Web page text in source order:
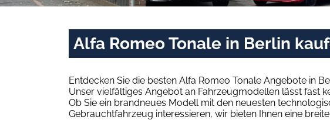
Alfa Romeo Tonale in Berlin
Entdecken Sie die besten Alfa Romeo Tonale Angebote in
Unser vielfältiges Angebot an Fahrzeugmodellen lässt fast
Ob Sie ein brandneues Modell mit den neuesten
Gebrauchtfahrzeug interessieren, wir bieten Ihnen eine